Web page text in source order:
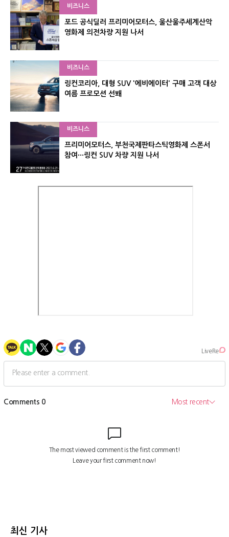
비즈니스
포드 공식딜러 프리미어모터스, 울산울주세계산악
영화제 의전차량 지원 나서
비즈니스
링컨코리아, 대형 SUV '에비에이터' 구매 고객 대상
여름 프로모션 선봬
비즈니스
프리미어모터스, 부천국제판타스틱영화제 스폰서
참여···링컨 SUV 차량 지원 나서
최신 기사